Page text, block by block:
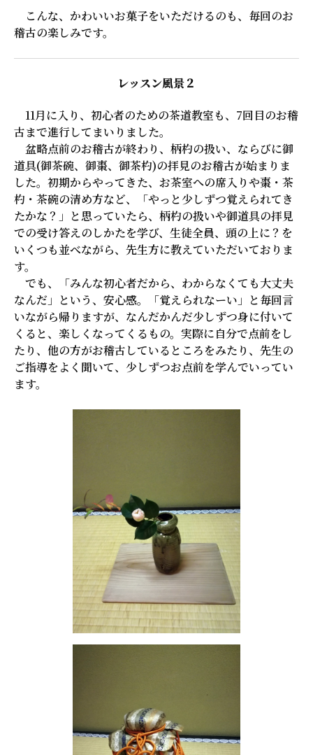
こんな、かわいいお菓子をいただけるのも、毎回のお
稽古の楽しみです。
レッスン風景２
11月に入り、初心者のための茶道教室も、7回目のお稽
古まで進行してまいりました。
盆略点前のお稽古が終わり、柄杓の扱い、ならびに御
道具(御茶碗、御棗、御茶杓)の拝見のお稽古が始まりま
した。初期からやってきた、お茶室への席入りや棗・茶
杓・茶碗の清め方など、「やっと少しずつ覚えられてき
たかな？」と思っていたら、柄杓の扱いや御道具の拝見
での受け答えのしかたを学び、生徒全員、頭の上に？を
いくつも並べながら、先生方に教えていただいておりま
す。
でも、「みんな初心者だから、わからなくても大丈夫
なんだ」という、安心感。「覚えられなーい」と毎回言
いながら帰りますが、なんだかんだ少しずつ身に付いて
くると、楽しくなってくるもの。実際に自分で点前をし
たり、他の方がお稽古しているところをみたり、先生の
ご指導をよく聞いて、少しずつお点前を学んでいってい
ます。